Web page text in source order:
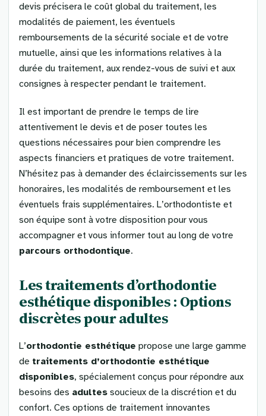
devis précisera le coût global du traitement, les
modalités de paiement, les éventuels
remboursements de la sécurité sociale et de votre
mutuelle, ainsi que les informations relatives à la
durée du traitement, aux rendez-vous de suivi et aux
consignes à respecter pendant le traitement.
Il est important de prendre le temps de lire
attentivement le devis et de poser toutes les
questions nécessaires pour bien comprendre les
aspects financiers et pratiques de votre traitement.
N’hésitez pas à demander des éclaircissements sur les
honoraires, les modalités de remboursement et les
éventuels frais supplémentaires. L’orthodontiste et
son équipe sont à votre disposition pour vous
accompagner et vous informer tout au long de votre
parcours orthodontique.
Les traitements d’orthodontie
esthétique disponibles : Options
discrètes pour adultes
L’orthodontie esthétique propose une large gamme
de traitements d’orthodontie esthétique
disponibles, spécialement conçus pour répondre aux
besoins des adultes soucieux de la discrétion et du
confort. Ces options de traitement innovantes